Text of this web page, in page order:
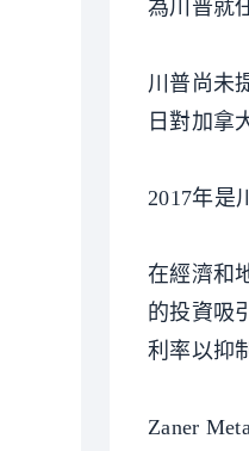
為川普就
川普尚未
日對加拿
2017年是
在經濟和
的投資吸
利率以抑
Zaner